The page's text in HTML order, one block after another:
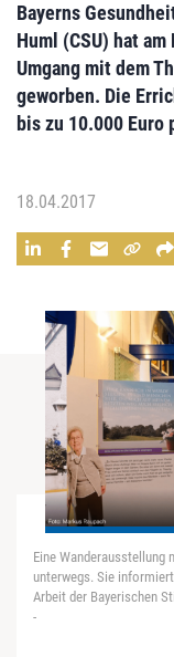
Bayerns
Huml (CSU) hat
Umgang mit dem
geworben. Die
bis zu 10.000
18.04.2017
Eine Wanderausstellung
unterwegs. Sie
Arbeit der Bayerischen
-